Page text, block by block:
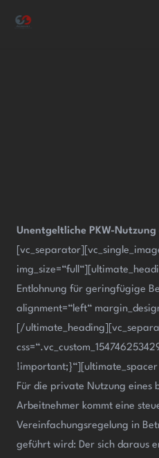
Unentgeltliche PKW-
Entlohnung für geringfügige
alignment=“left“
[/
!important;}“][ultimate_spacer
Für die private Nutzung eines
Arbeitnehmer kommt eine
Vereinfachungsregelung in
geführt wird: Der sich daraus